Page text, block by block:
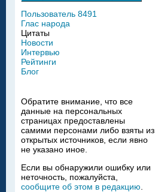
Пользователь 8491
Глас народа
Цитаты
Новости
Интервью
Рейтинги
Блог
Обратите внимание, что все
данные на персональных
страницах предоставлены
самими персонами либо взяты из
открытых источников, если явно
не указано иное.
Если вы обнаружили ошибку или
неточность, пожалуйста,
сообщите об этом в редакцию